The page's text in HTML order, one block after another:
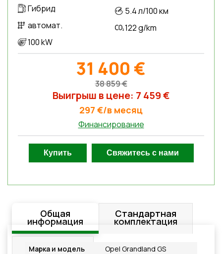
Гибрид
автомат.
100 kW
5.4 л/100 км
122 g/km
31 400 €
38 859 €
Выигрыш в цене: 7 459 €
297 €/в месяц
Финансирование
Общая
информация
Стандартная
комплектация
Подробнее
Марка и модель
Opel Grandland GS